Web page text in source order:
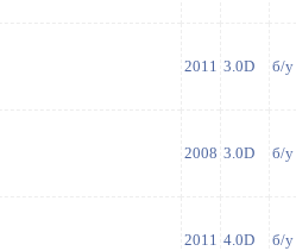
2011 3.0D б/у
2008 3.0D б/у
2011 4.0D б/у